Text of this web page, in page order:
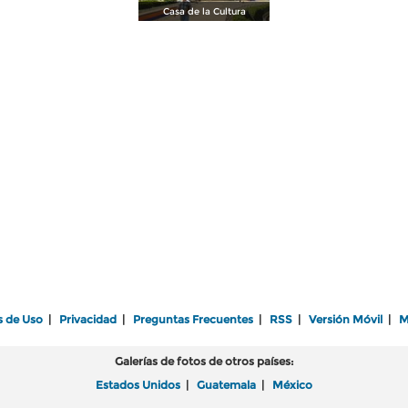
Casa de la Cultura
de Uso Privacidad Preguntas Frecuentes RSS Versión Móvil
Galerías de fotos de otros países:
Estados Unidos
Guatemala México